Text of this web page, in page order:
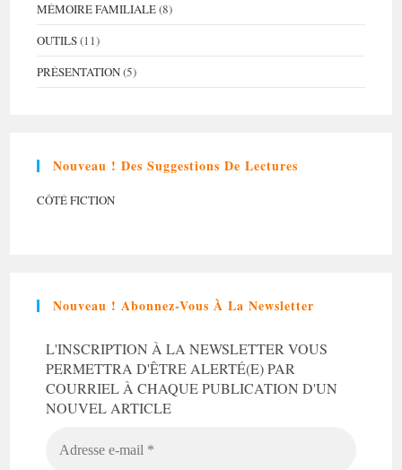
MÉMOIRE FAMILIALE(8)
OUTILS(11)
PRÉSENTATION(5)
Nouveau ! Des Suggestions De Lectures
CÔTÉ FICTION
Nouveau ! Abonnez-Vous À La Newsletter
L'INSCRIPTION À LA NEWSLETTER VOUS
PERMETTRA D'ÊTRE ALERTÉ(E) PAR
COURRIEL À CHAQUE PUBLICATION D'UN
NOUVEL ARTICLE